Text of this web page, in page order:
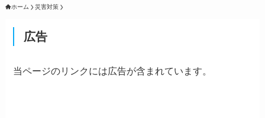
ホーム 災害対策
広告
当ページのリンクには広告が含まれています。